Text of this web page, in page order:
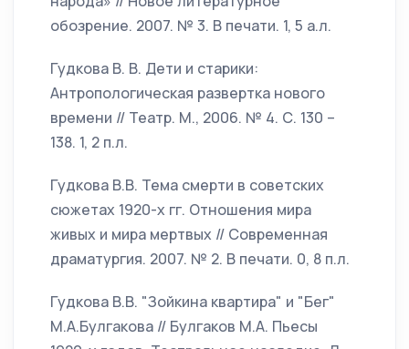
обозрение. 2007. № 3. В печати. 1, 5 а.л.
Гудкова В. В. Дети и старики:
Антропологическая развертка нового
времени // Театр. М., 2006. № 4. С. 130 –
138. 1, 2 п.л.
Гудкова В.В. Тема смерти в советских
сюжетах 1920-х гг. Отношения мира
живых и мира мертвых // Современная
драматургия. 2007. № 2. В печати. 0, 8 п.л.
Гудкова В.В. "Зойкина квартира" и "Бег"
М.А.Булгакова // Булгаков М.А. Пьесы